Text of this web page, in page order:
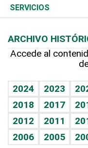
Resto del mundo
Economía personal
Podcast Arte Libre
Hablando con el
Vida y familia
Eñe
Celebrando la vida
Sin complejos
Más deportes
TBT Deportivo
Columnistas
Más firmas
Cambio climático
Opinión
Hecho en casa
Guía del dinero
SERVICIOS
Cumpleaños
Horóscopos
Crucigramas
ARCHIVO
Accede al
2024 2023
2018
2017
2012
2011
2006
2005